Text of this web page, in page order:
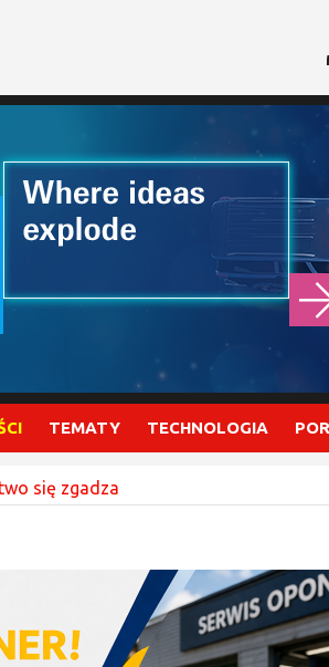
TEMATY TECHNOLOGIA
się zgadza